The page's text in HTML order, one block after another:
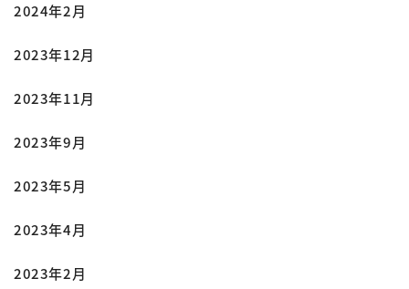
2024年2月
2023年12月
2023年11月
2023年9月
2023年5月
2023年4月
2023年2月